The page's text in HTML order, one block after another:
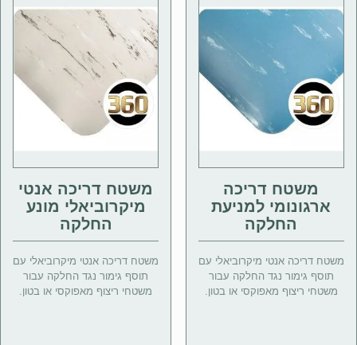
משטח דריכה
ארגונומי למניעת
החלקה
משטח דריכה אנטי מיקרוביאלי עם
תוסף גימור נגד החלקה עבור
משטחי ריצוף מאפוקסי או בטון.
משטח דריכה אנטי
מיקרוביאלי מונע
החלקה
משטח דריכה אנטי מיקרוביאלי עם
תוסף גימור נגד החלקה עבור
משטחי ריצוף מאפוקסי או בטון.